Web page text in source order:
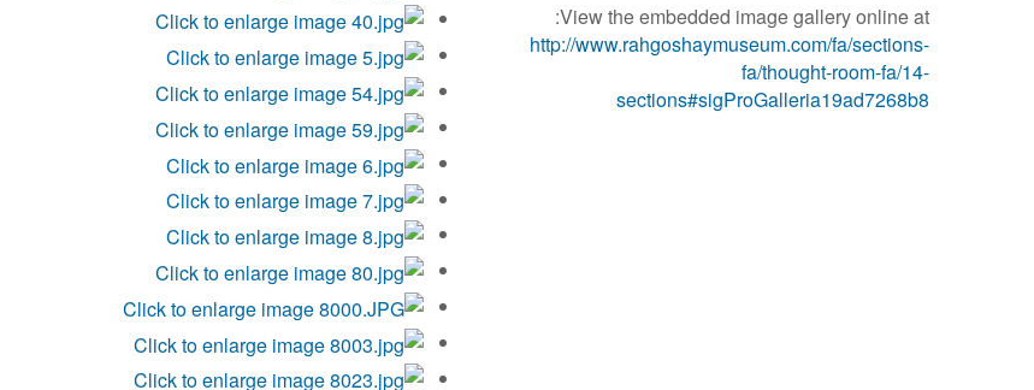
View the embedded image gallery online at:
http://www.rahgoshaymuseum.com/fa/sections-
fa/thought-room-fa/14-
sections#sigProGalleria19ad7268b8